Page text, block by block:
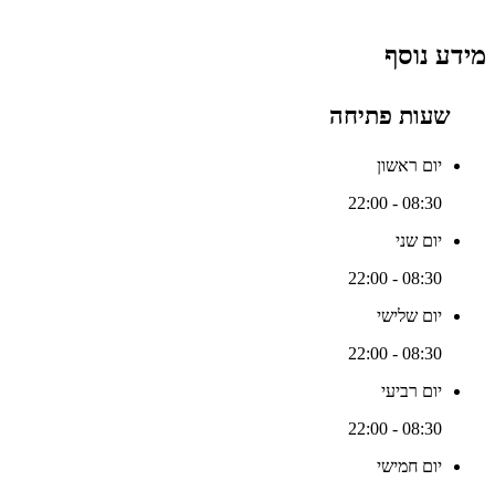
מידע נוסף
שעות פתיחה
יום ראשון
08:30 - 22:00
יום שני
08:30 - 22:00
יום שלישי
08:30 - 22:00
יום רביעי
08:30 - 22:00
יום חמישי